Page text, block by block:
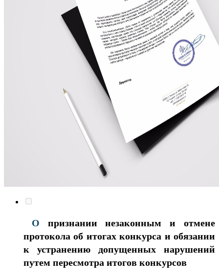
О признании незаконным и отмене
протокола об итогах конкурса и обязании
к устранению допущенных нарушений
путем пересмотра итогов конкурсов